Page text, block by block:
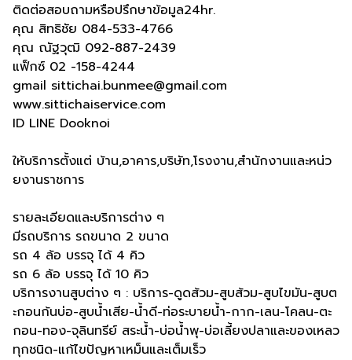
ติดต่อสอบถามหรือปรึกษาข้อมูล24hr.
คุณ สิทธิชัย 084-533-4766
คุณ ณัฐวุฒิ 092-887-2439
แฟ็กซ์ 02 -158-4244
gmail sittichai.bunmee@gmail.com
www.sittichaiservice.com
ID LINE Dooknoi
ให้บริการตั้งแต่ บ้าน,อาคาร,บริษัท,โรงงาน,สำนักงานและหน่ว
ยงานราชการ
รายละเอียดและบริการต่าง ๆ
มีรถบริการ รถขนาด 2 ขนาด
รถ 4 ล้อ บรรจุ ได้ 4 คิว
รถ 6 ล้อ บรรจุ ได้ 10 คิว
บริการงานสูบต่าง ๆ : บริการ-ดูดส้วม-สูบส้วม-สูบไขมัน-สูบต
ะกอนก้นบ่อ-สูบน้ำเสีย-น้ำดี-ท่อระบายน้ำ-กาก-เลน-โคลน-ตะ
กอน-ทอง-จุลินทรีย์ สระน้ำ-บ่อน้ำพุ-บ่อเลี้ยงปลาและของเหลว
ทุกชนิด-แก้ไขปัญหาเหม็นและเต็มเร็ว